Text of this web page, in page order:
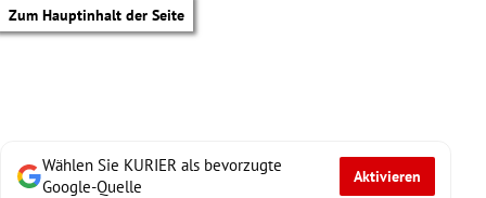
Zum Hauptinhalt der Seite
Wählen Sie KURIER als bevorzugte
Google-Quelle
Aktivieren